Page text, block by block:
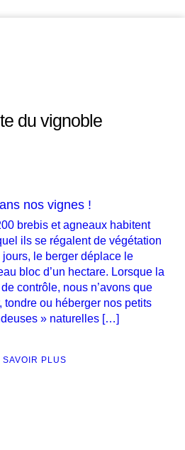
du vignoble
nos vignes !
brebis et agneaux habitent
ils se régalent de végétation
le berger déplace le
bloc d’un hectare. Lorsque la
contrôle, nous n’avons que
tondre ou héberger nos petits
» naturelles […]
SAVOIR PLUS